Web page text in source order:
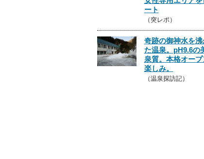
ート
（突レポ）
奇跡の御神水を沸
た温泉。pH9.6の
泉質。本格オープ
楽しみ。
（温泉探訪記）